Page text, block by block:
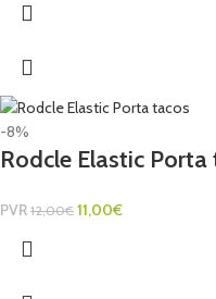
-8%
Rodcle Elastic Porta
PVR 12,00€ 11,00€